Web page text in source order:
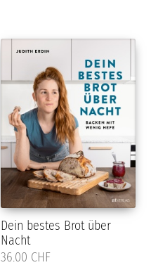
Dein bestes Brot über
Nacht
36.00 CHF